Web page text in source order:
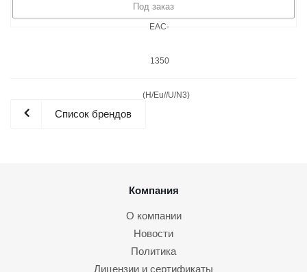
Под заказ
Список брендов
Компания
О компании
Новости
Политика
Лицензии и сертификаты